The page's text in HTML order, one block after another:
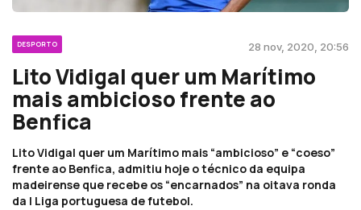
DESPORTO 28 nov, 2020, 20:56
Lito Vidigal quer um Marítimo
mais ambicioso frente ao
Benfica
Lito Vidigal quer um Marítimo mais “ambicioso” e “coeso”
frente ao Benfica, admitiu hoje o técnico da equipa
madeirense que recebe os “encarnados” na oitava ronda
da I Liga portuguesa de futebol.